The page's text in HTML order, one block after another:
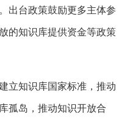
出台政策鼓励更多主体参
的知识库提供资金等政策
立知识库国家标准，推动
孤岛，推动知识开放合